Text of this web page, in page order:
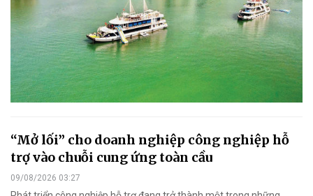
“Mở lối” cho doanh nghiệp công nghiệp hỗ
trợ vào chuỗi cung ứng toàn cầu
09/08/2026 03:27